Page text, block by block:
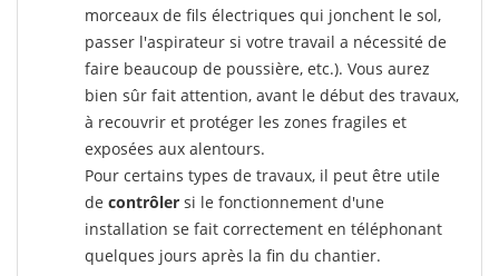
morceaux de fils électriques qui jonchent le sol,
passer l'aspirateur si votre travail a nécessité de
faire beaucoup de poussière, etc.). Vous aurez
bien sûr fait attention, avant le début des travaux,
à recouvrir et protéger les zones fragiles et
exposées aux alentours.
Pour certains types de travaux, il peut être utile
de contrôler si le fonctionnement d'une
installation se fait correctement en téléphonant
quelques jours après la fin du chantier.